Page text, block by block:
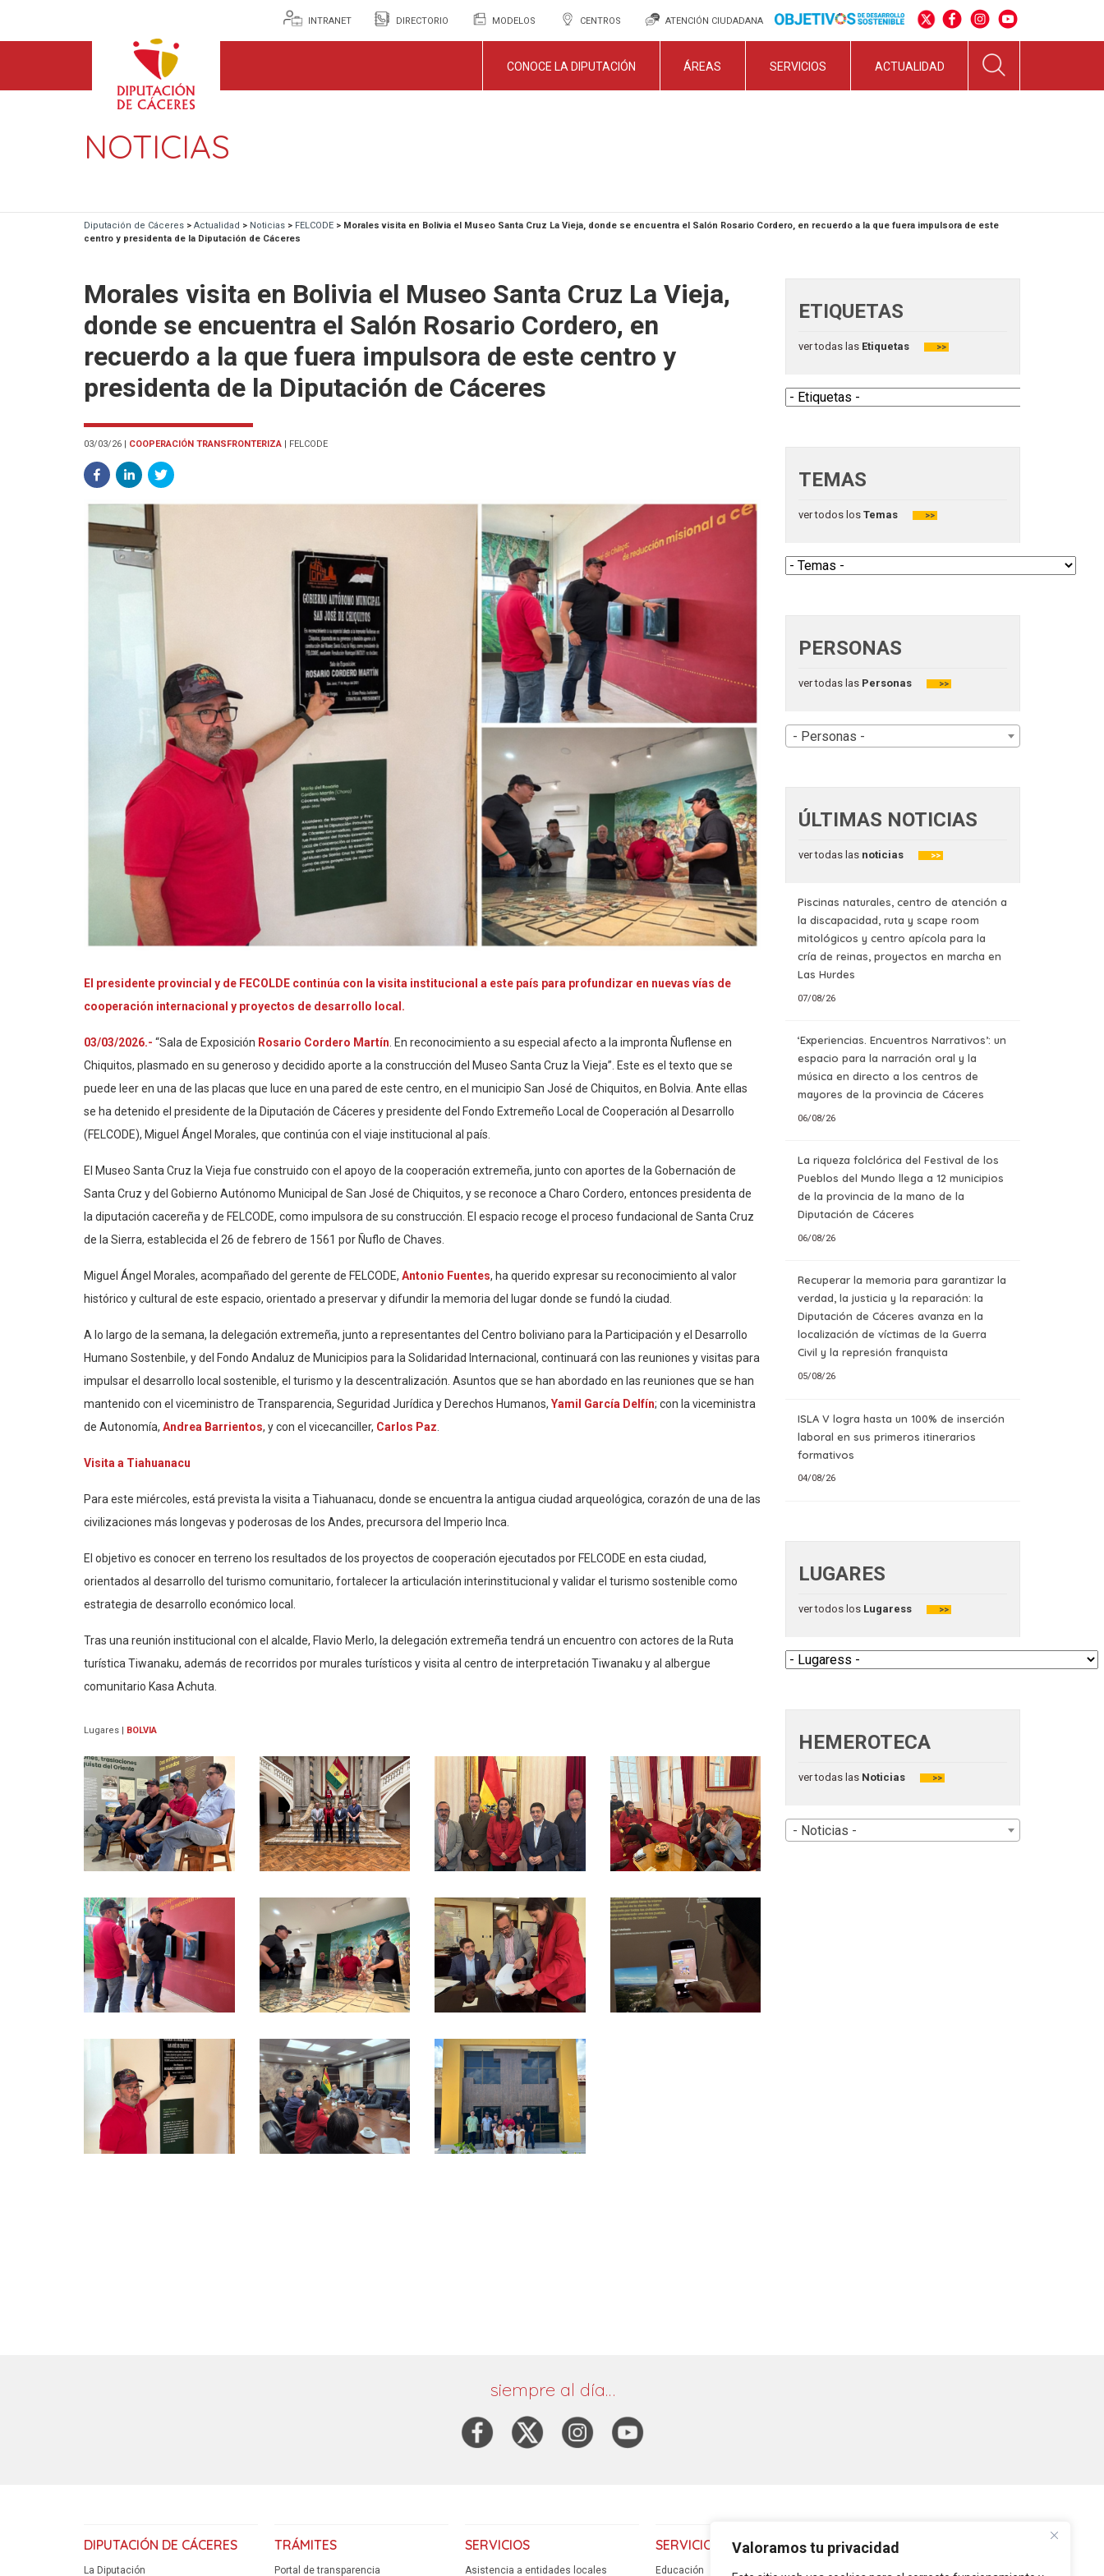
Valoramos tu privacidad
INTRANET DIRECTORIO MODELOS CENTROS ATENCIÓN CIUDADANA
CONOCE LA DIPUTACIÓN ÁREAS SERVICIOS ACTUALIDAD
NOTICIAS
Diputación de Cáceres > Actualidad > Noticias > FELCODE > Morales visita en Bolivia el Museo Santa Cruz La Vieja, donde se encuentra el Salón Rosario Cordero, en recuerdo a la que fuera impulsora de este
centro y presidenta de la Diputación de Cáceres
Morales visita en Bolivia el Museo Santa Cruz La Vieja,
donde se encuentra el Salón Rosario Cordero, en
recuerdo a la que fuera impulsora de este centro y
presidenta de la Diputación de Cáceres
03/03/26 | COOPERACIÓN TRANSFRONTERIZA | FELCODE
El presidente provincial y de FECOLDE continúa con la visita institucional a este país para profundizar en nuevas vías de
cooperación internacional y proyectos de desarrollo local.
03/03/2026.- “Sala de Exposición Rosario Cordero Martín. En reconocimiento a su especial afecto a la impronta Ñuflense en
Chiquitos, plasmado en su generoso y decidido aporte a la construcción del Museo Santa Cruz la Vieja”. Este es el texto que se
puede leer en una de las placas que luce en una pared de este centro, en el municipio San José de Chiquitos, en Bolvia. Ante ellas
se ha detenido el presidente de la Diputación de Cáceres y presidente del Fondo Extremeño Local de Cooperación al Desarrollo
(FELCODE), Miguel Ángel Morales, que continúa con el viaje institucional al país.
El Museo Santa Cruz la Vieja fue construido con el apoyo de la cooperación extremeña, junto con aportes de la Gobernación de
Santa Cruz y del Gobierno Autónomo Municipal de San José de Chiquitos, y se reconoce a Charo Cordero, entonces presidenta de
la diputación cacereña y de FELCODE, como impulsora de su construcción. El espacio recoge el proceso fundacional de Santa Cruz
de la Sierra, establecida el 26 de febrero de 1561 por Ñuflo de Chaves.
Miguel Ángel Morales, acompañado del gerente de FELCODE, Antonio Fuentes, ha querido expresar su reconocimiento al valor
histórico y cultural de este espacio, orientado a preservar y difundir la memoria del lugar donde se fundó la ciudad.
A lo largo de la semana, la delegación extremeña, junto a representantes del Centro boliviano para la Participación y el Desarrollo
Humano Sostenbile, y del Fondo Andaluz de Municipios para la Solidaridad Internacional, continuará con las reuniones y visitas para
impulsar el desarrollo local sostenible, el turismo y la descentralización. Asuntos que se han abordado en las reuniones que se han
mantenido con el viceministro de Transparencia, Seguridad Jurídica y Derechos Humanos, Yamil García Delfín; con la viceministra
de Autonomía, Andrea Barrientos, y con el vicecanciller, Carlos Paz.
Visita a Tiahuanacu
Para este miércoles, está prevista la visita a Tiahuanacu, donde se encuentra la antigua ciudad arqueológica, corazón de una de las
civilizaciones más longevas y poderosas de los Andes, precursora del Imperio Inca.
El objetivo es conocer en terreno los resultados de los proyectos de cooperación ejecutados por FELCODE en esta ciudad,
orientados al desarrollo del turismo comunitario, fortalecer la articulación interinstitucional y validar el turismo sostenible como
estrategia de desarrollo económico local.
Tras una reunión institucional con el alcalde, Flavio Merlo, la delegación extremeña tendrá un encuentro con actores de la Ruta
turística Tiwanaku, además de recorridos por murales turísticos y visita al centro de interpretación Tiwanaku y al albergue
comunitario Kasa Achuta.
Lugares BOLVIA
ETIQUETAS
ver todas las Etiquetas >>
TEMAS
ver todos los Temas >>
PERSONAS
ver todas las Personas >>
- Personas -
ÚLTIMAS NOTICIAS
ver todas las noticias >>
Piscinas naturales, centro de atención a
la discapacidad, ruta y scape room
mitológicos y centro apícola para la
cría de reinas, proyectos en marcha en
Las Hurdes
07/08/26
‘Experiencias. Encuentros Narrativos’: un
espacio para la narración oral y la
música en directo a los centros de
mayores de la provincia de Cáceres
06/08/26
La riqueza folclórica del Festival de los
Pueblos del Mundo llega a 12 municipios
de la provincia de la mano de la
Diputación de Cáceres
06/08/26
Recuperar la memoria para garantizar la
verdad, la justicia y la reparación: la
Diputación de Cáceres avanza en la
localización de víctimas de la Guerra
Civil y la represión franquista
05/08/26
ISLA V logra hasta un 100% de inserción
laboral en sus primeros itinerarios
formativos
04/08/26
LUGARES
ver todos los Lugaress >>
HEMEROTECA
ver todas las Noticias >>
- Noticias -
siempre al día…
DIPUTACIÓN DE CÁCERES
La Diputación
TRÁMITES
Portal de transparencia
SERVICIOS
Asistencia a entidades locales
SERVICIOS
Educación
PLATAFORMAS